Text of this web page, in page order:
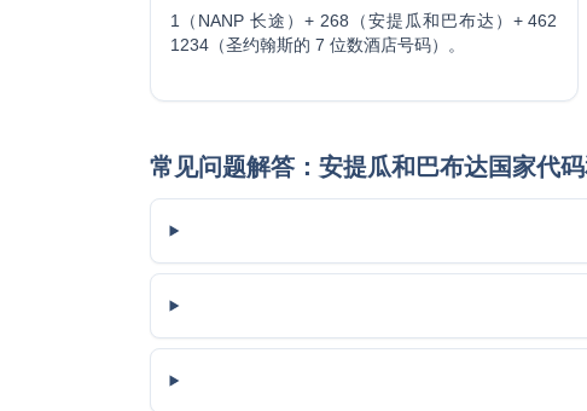
1（NANP 长途）+ 268（安提瓜和巴布达）+ 462
1234（圣约翰斯的 7 位数酒店号码）。
常见问题解答：安提瓜和巴布达国家代